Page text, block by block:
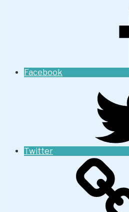
Facebook
Twitter